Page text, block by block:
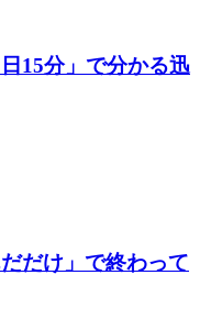
15分」で分かる迅
だけ」で終わって